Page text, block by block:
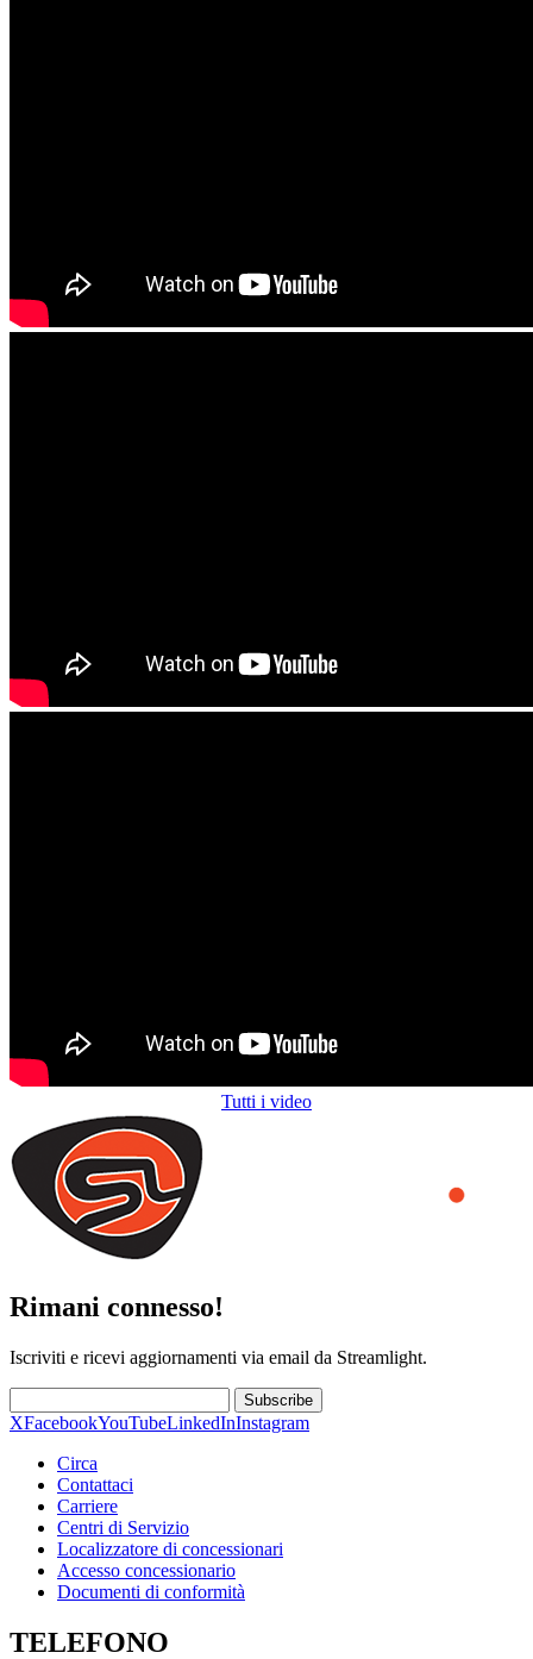
Tutti i video
Rimani connesso!
Iscriviti e ricevi aggiornamenti via email da Streamlight.
Subscribe
XFacebookYouTubeLinkedInInstagram
Circa
Contattaci
Carriere
Centri di Servizio
Localizzatore di concessionari
Accesso concessionario
Documenti di conformità
TELEFONO